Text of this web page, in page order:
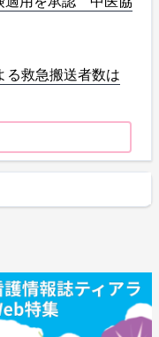
る救急搬送者数は